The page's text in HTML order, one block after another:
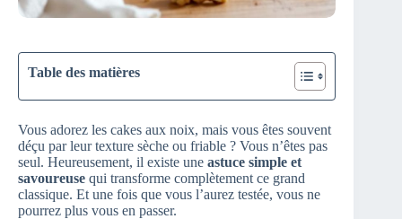
Table des matières
Vous adorez les cakes aux noix, mais vous êtes souvent
déçu par leur texture sèche ou friable ? Vous n’êtes pas
seul. Heureusement, il existe une astuce simple et
savoureuse qui transforme complètement ce grand
classique. Et une fois que vous l’aurez testée, vous ne
pourrez plus vous en passer.